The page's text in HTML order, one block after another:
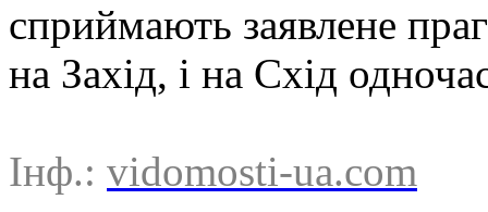
сприймають заявлене
на Захід, і на Схід
Інф.: vidomosti-ua.com